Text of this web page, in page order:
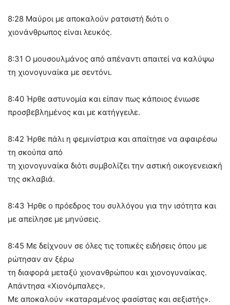
8:28 Μαύροι με αποκαλούν ρατσιστή διότι ο
χιονάνθρωπος είναι λευκός.
8:31 Ο μουσουλμάνος από απέναντι απαιτεί να καλύψω
τη χιονογυναίκα με σεντόνι.
8:40 Ήρθε αστυνομία και είπαν πως κάποιος ένιωσε
προσβεβλημένος και με κατήγγειλε.
8:42 Ήρθε πάλι η φεμινίστρια και απαίτησε να αφαιρέσω
τη σκούπα από
τη χιονογυναίκα διότι συμβολίζει την αστική οικογενειακή
της σκλαβιά.
8:43 Ήρθε ο πρόεδρος του συλλόγου για την ισότητα και
με απείλησε με μηνύσεις.
8:45 Με δείχνουν σε όλες τις τοπικές ειδήσεις όπου με
ρώτησαν αν ξέρω
τη διαφορά μεταξύ χιονανθρώπου και χιονογυναίκας.
Απάντησα «Χιονόμπαλες».
Με αποκαλούν «καταραμένος φασίστας και σεξιστής».